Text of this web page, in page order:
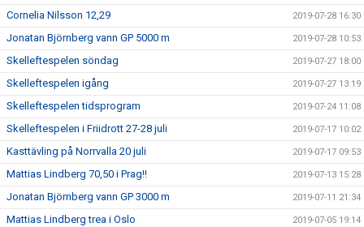
Cornelia Nilsson 12,29 2019-07-28 16:30
Jonatan Björnberg vann GP 5000 m 2019-07-28 10:53
Skelleftespelen söndag 2019-07-27 18:00
Skelleftespelen igång 2019-07-27 13:19
Skelleftespelen tidsprogram 2019-07-24 11:08
Skelleftespelen i Friidrott 27-28 juli 2019-07-17 10:02
Kasttävling på Norrvalla 20 juli 2019-07-17 09:53
Mattias Lindberg 70,50 i Prag!! 2019-07-13 15:28
Jonatan Björnberg vann GP 3000 m 2019-07-11 21:34
Mattias Lindberg trea i Oslo 2019-07-05 19:14